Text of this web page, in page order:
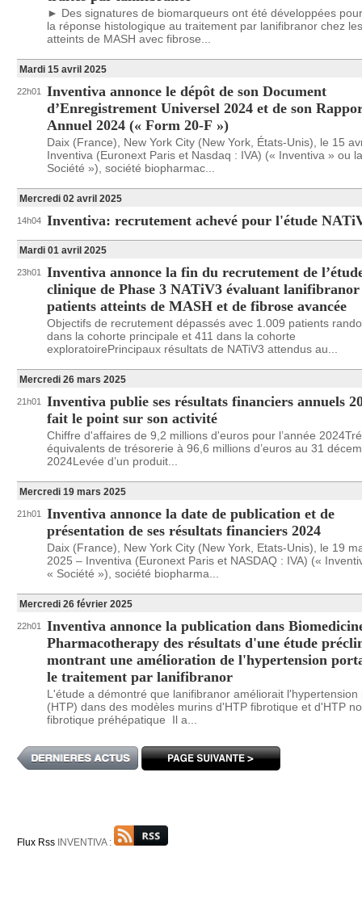
► Des signatures de biomarqueurs ont été développées
la réponse histologique au traitement par lanifibranor chez
atteints de MASH avec fibrose...
Mardi 15 avril 2025
22h01
Inventiva annonce le dépôt de son Document
d’Enregistrement Universel 2024 et de son
Annuel 2024 (« Form 20-F »)
Daix (France), New York City (New York, États-Unis), le 15
Inventiva (Euronext Paris et Nasdaq : IVA) (« Inventiva » ou
Société »), société biopharmac...
Mercredi 02 avril 2025
14h04 Inventiva: recrutement achevé pour l'étude
Mardi 01 avril 2025
23h01
Inventiva annonce la fin du recrutement de
clinique de Phase 3 NATiV3 évaluant lanifibranor
patients atteints de MASH et de fibrose avancée
Objectifs de recrutement dépassés avec 1.009 patients
dans la cohorte principale et 411 dans la cohorte
exploratoirePrincipaux résultats de NATiV3 attendus au...
Mercredi 26 mars 2025
21h01
Inventiva publie ses résultats financiers annuels
fait le point sur son activité
Chiffre d'affaires de 9,2 millions d'euros pour l’année
équivalents de trésorerie à 96,6 millions d’euros au 31
2024Levée d’un produit...
Mercredi 19 mars 2025
21h01
Inventiva annonce la date de publication et de
présentation de ses résultats financiers 2024
Daix (France), New York City (New York, Etats-Unis), le 19
2025 – Inventiva (Euronext Paris et NASDAQ : IVA) («
« Société »), société biopharma...
Mercredi 26 février 2025
22h01
Inventiva annonce la publication dans
Pharmacotherapy des résultats d'une étude
montrant une amélioration de l'hypertension
le traitement par lanifibranor
L'étude a démontré que lanifibranor améliorait l'hypertension
(HTP) dans des modèles murins d'HTP fibrotique et d'HTP
fibrotique préhépatique Il a...
Flux Rss INVENTIVA :